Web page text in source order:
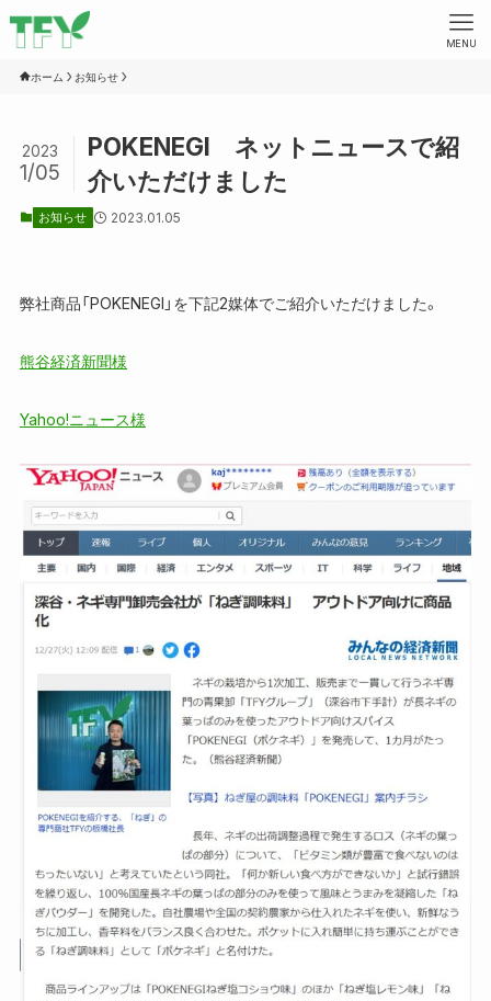
MENU
ホーム お知らせ
POKENEGI ネットニュースで紹
介いただけました
2023
1/05
お知らせ 2023.01.05
弊社商品「POKENEGI」を下記2媒体でご紹介いただけました。
熊谷経済新聞様
Yahoo!ニュース様